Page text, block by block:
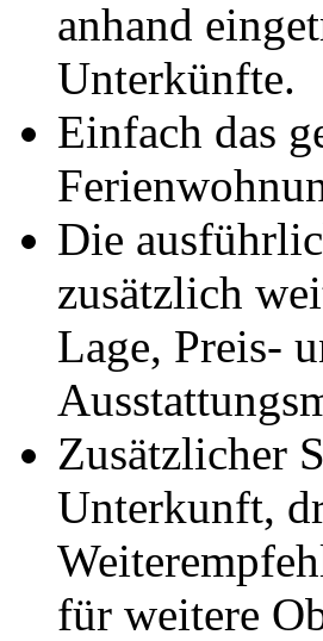
anhand
Unterkünfte.
Einfach das
Die
zusätzlich
Lage, Preis-
Zusätzlicher
Unterkunft,
für weitere